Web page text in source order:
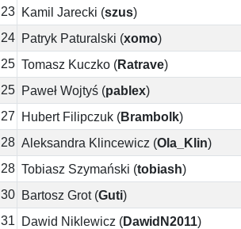
23 Kamil Jarecki (szus)
24 Patryk Paturalski (xomo)
25 Tomasz Kuczko (Ratrave)
25 Paweł Wojtyś (pablex)
27
Hubert Filipczuk (Brambolk)
28 Aleksandra Klincewicz (Ola_Klin)
28 Tobiasz Szymański (tobiash)
30 Bartosz Grot(Guti)
31
Dawid Niklewicz (DawidN2011)